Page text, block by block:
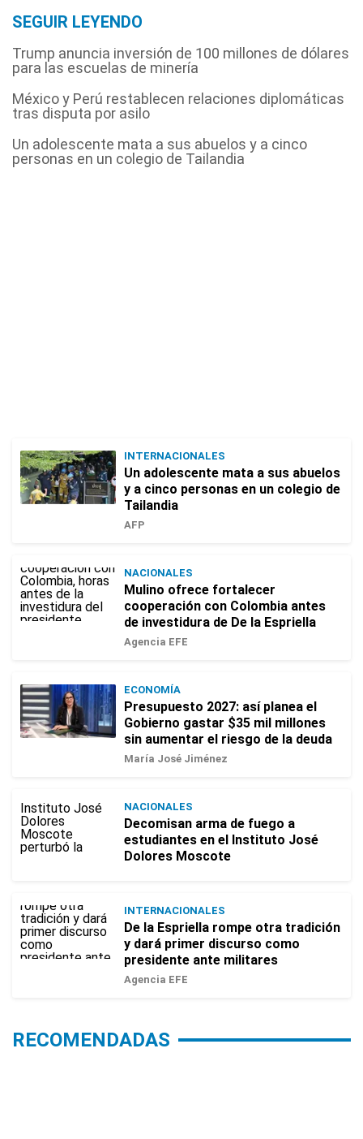
SEGUIR LEYENDO
Trump anuncia inversión de 100 millones de dólares
para las escuelas de minería
México y Perú restablecen relaciones diplomáticas
tras disputa por asilo
Un adolescente mata a sus abuelos y a cinco
personas en un colegio de Tailandia
INTERNACIONALES
Un adolescente mata a sus abuelos
y a cinco personas en un colegio de
Tailandia
AFP
NACIONALES
Mulino ofrece fortalecer
cooperación con Colombia antes
de investidura de De la Espriella
Agencia EFE
ECONOMÍA
Presupuesto 2027: así planea el
Gobierno gastar $35 mil millones
sin aumentar el riesgo de la deuda
María José Jiménez
NACIONALES
Decomisan arma de fuego a
estudiantes en el Instituto José
Dolores Moscote
INTERNACIONALES
De la Espriella rompe otra tradición
y dará primer discurso como
presidente ante militares
Agencia EFE
RECOMENDADAS